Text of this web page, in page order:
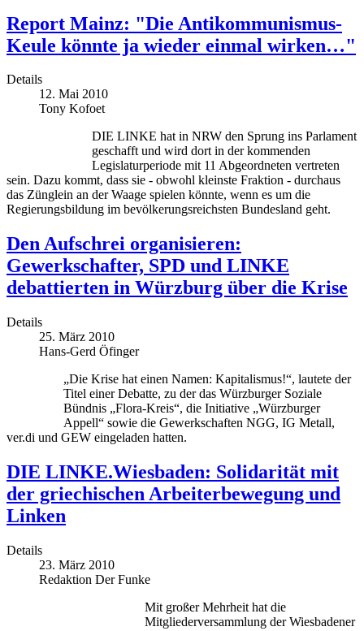
Report Mainz: "Die Antikommunismus-
Keule könnte ja wieder einmal wirken…"
Details
12. Mai 2010
Tony Kofoet
DIE LINKE hat in NRW den Sprung ins Parlament
geschafft und wird dort in der kommenden
Legislaturperiode mit 11 Abgeordneten vertreten
sein. Dazu kommt, dass sie - obwohl kleinste Fraktion - durchaus
das Zünglein an der Waage spielen könnte, wenn es um die
Regierungsbildung im bevölkerungsreichsten Bundesland geht.
Den Aufschrei organisieren:
Gewerkschafter, SPD und LINKE
debattierten in Würzburg über die Krise
Details
25. März 2010
Hans-Gerd Öfinger
„Die Krise hat einen Namen: Kapitalismus!“, lautete der
Titel einer Debatte, zu der das Würzburger Soziale
Bündnis „Flora-Kreis“, die Initiative „Würzburger
Appell“ sowie die Gewerkschaften NGG, IG Metall,
ver.di und GEW eingeladen hatten.
DIE LINKE.Wiesbaden: Solidarität mit
der griechischen Arbeiterbewegung und
Linken
Details
23. März 2010
Redaktion Der Funke
Mit großer Mehrheit hat die
Mitgliederversammlung der Wiesbadener